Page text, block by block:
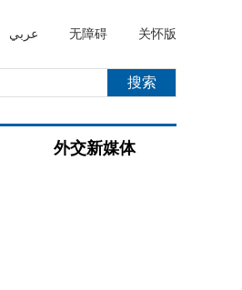
عربي 无障碍 关怀版
外交新媒体